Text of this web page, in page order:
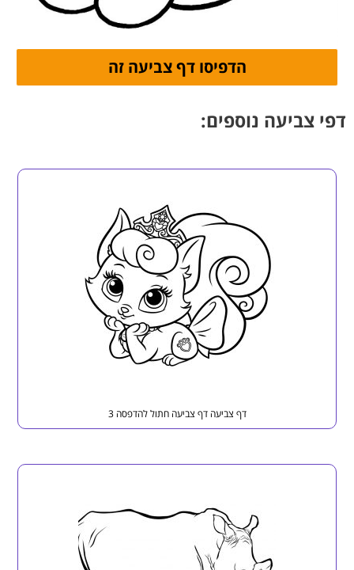
דפי צביעה נוספים:
דף צביעה דף צביעה חתול להדפסה 3